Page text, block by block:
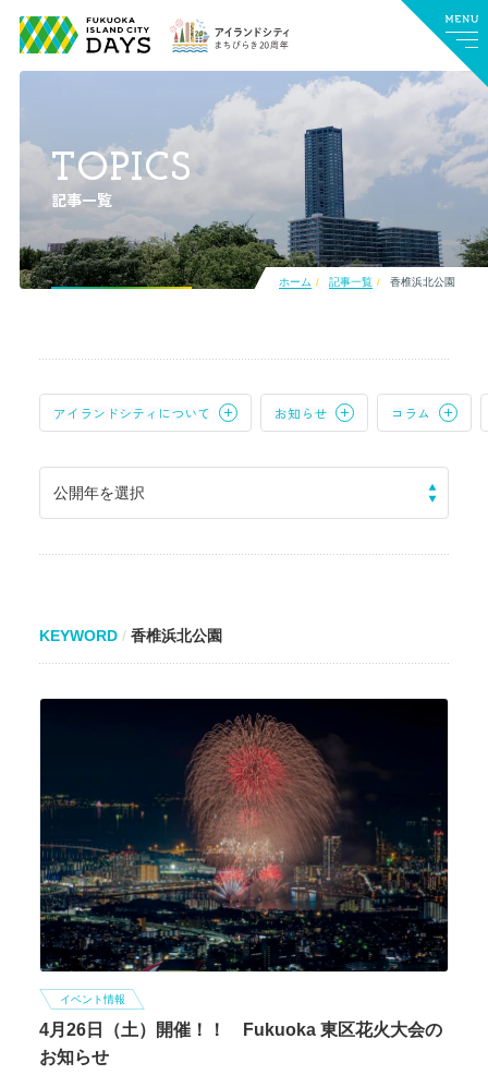
TOPICS
記事一覧
ホーム 記事一覧 香椎浜北公園
アイランドシティについて お知らせ コラム
公開年を選択
KEYWORD 香椎浜北公園
イベント情報
4月26日（土）開催！！ Fukuoka 東区花火大会の
お知らせ